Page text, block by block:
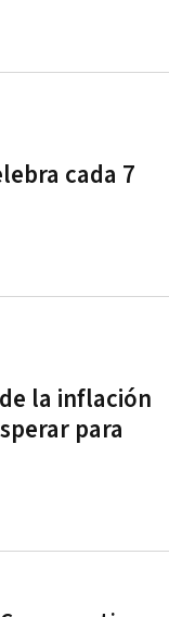
cada 7
la inflación
para